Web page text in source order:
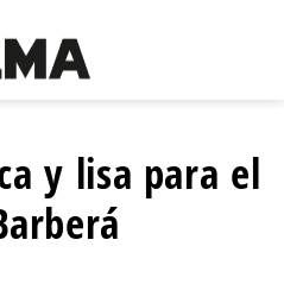
y lisa para el